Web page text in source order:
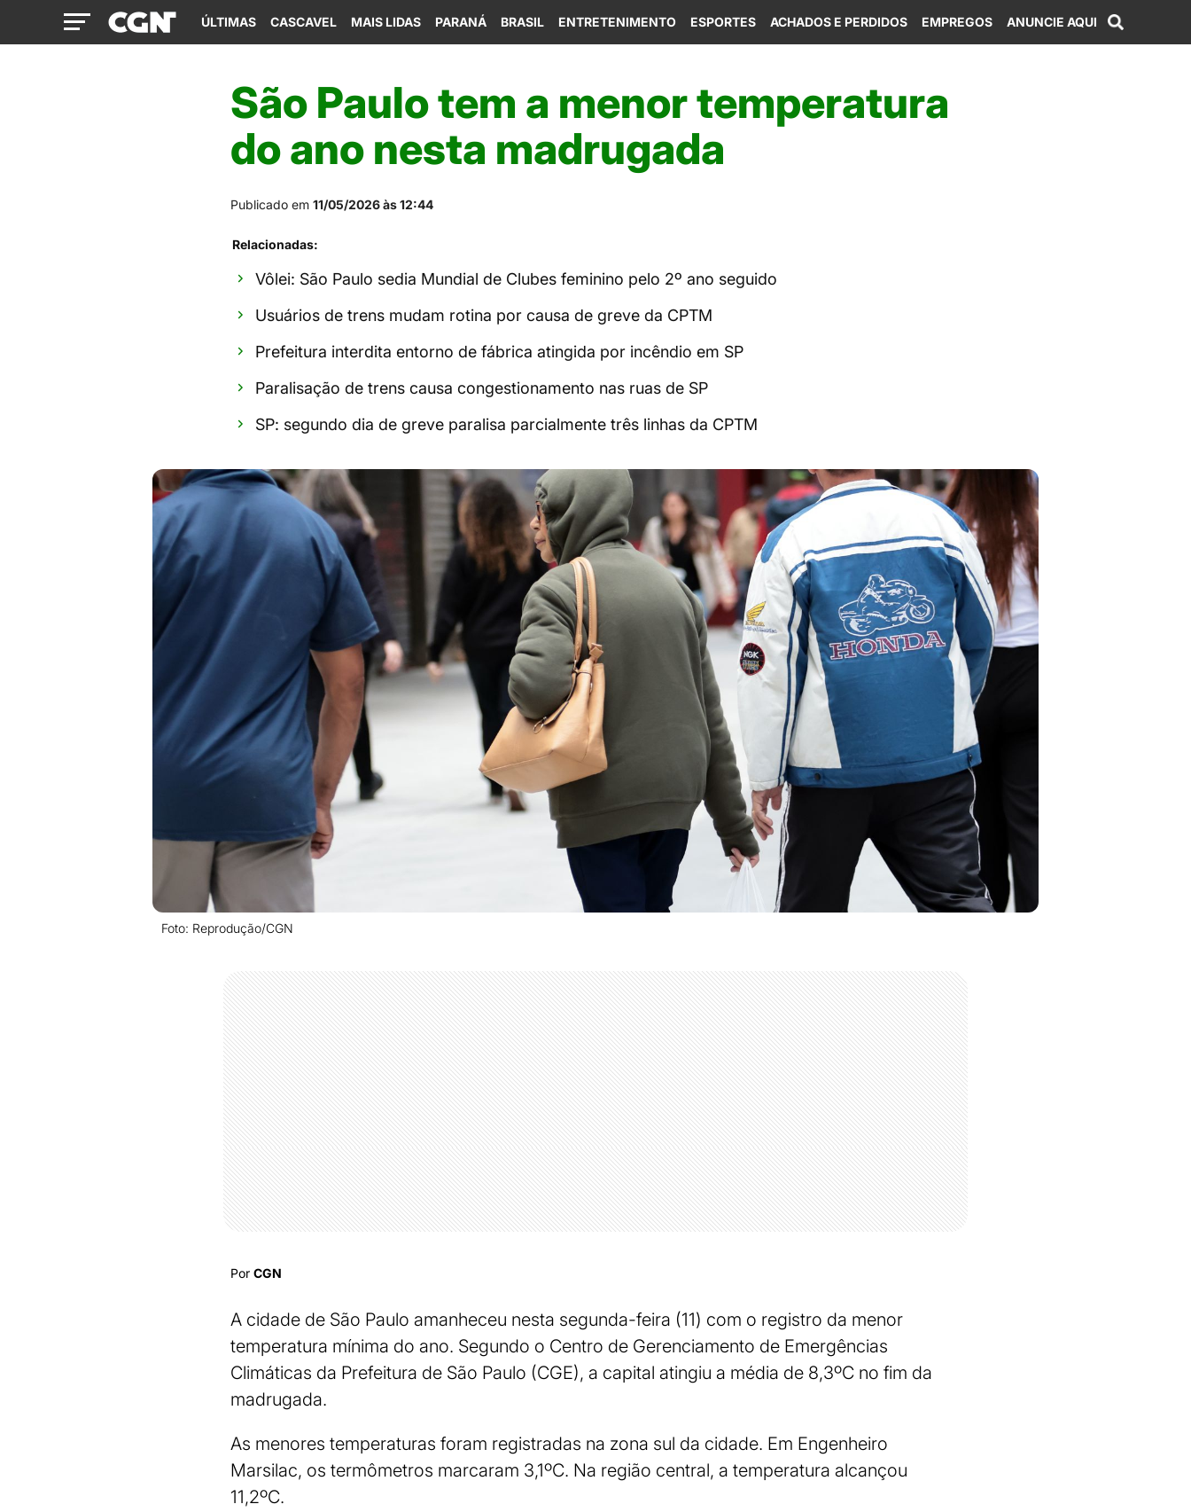
ÚLTIMAS CASCAVEL MAIS LIDAS PARANÁ BRASIL ENTRETENIMENTO ESPORTES ACHADOS E PERDIDOS EMPREGOS ANUNCIE AQUI
São Paulo tem a menor temperatura
do ano nesta madrugada
Publicado em 11/05/2026 às 12:44
Relacionadas:
Vôlei: São Paulo sedia Mundial de Clubes feminino pelo 2º ano seguido
Usuários de trens mudam rotina por causa de greve da CPTM
Prefeitura interdita entorno de fábrica atingida por incêndio em SP
Paralisação de trens causa congestionamento nas ruas de SP
SP: segundo dia de greve paralisa parcialmente três linhas da CPTM
Foto: Reprodução/CGN
Por CGN
A cidade de São Paulo amanheceu nesta segunda-feira (11) com o registro da menor
temperatura mínima do ano. Segundo o Centro de Gerenciamento de Emergências
Climáticas da Prefeitura de São Paulo (CGE), a capital atingiu a média de 8,3ºC no fim da
madrugada.
As menores temperaturas foram registradas na zona sul da cidade. Em Engenheiro
Marsilac, os termômetros marcaram 3,1ºC. Na região central, a temperatura alcançou
11,2ºC.